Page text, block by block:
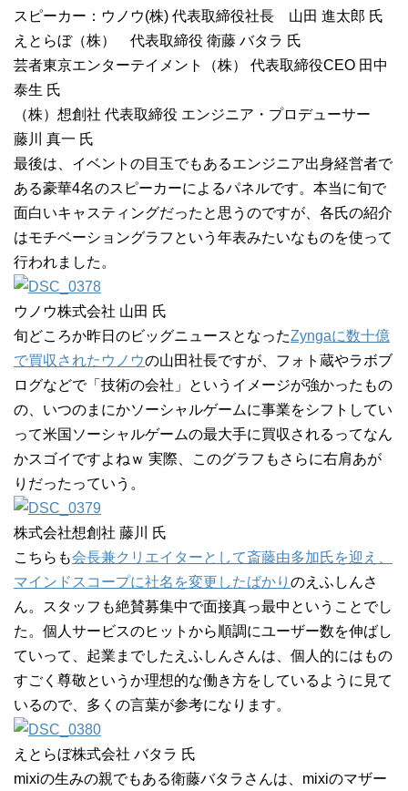
スピーカー：ウノウ(株) 代表取締役社長 山田 進太郎 氏
えとらぼ（株） 代表取締役 衛藤 バタラ 氏
芸者東京エンターテイメント（株） 代表取締役CEO 田中
泰生 氏
（株）想創社 代表取締役 エンジニア・プロデューサー
藤川 真一 氏
最後は、イベントの目玉でもあるエンジニア出身経営者で
ある豪華4名のスピーカーによるパネルです。本当に旬で
面白いキャスティングだったと思うのですが、各氏の紹介
はモチベーショングラフという年表みたいなものを使って
行われました。
ウノウ株式会社 山田 氏
旬どころか昨日のビッグニュースとなったZyngaに数十億
で買収されたウノウの山田社長ですが、フォト蔵やラボブ
ログなどで「技術の会社」というイメージが強かったもの
の、いつのまにかソーシャルゲームに事業をシフトしてい
って米国ソーシャルゲームの最大手に買収されるってなん
かスゴイですよねｗ 実際、このグラフもさらに右肩あが
りだったっていう。
株式会社想創社 藤川 氏
こちらも会長兼クリエイターとして斎藤由多加氏を迎え、
マインドスコープに社名を変更したばかり のえふしんさ
ん。スタッフも絶賛募集中で面接真っ最中ということでし
た。個人サービスのヒットから順調にユーザー数を伸ばし
ていって、起業までしたえふしんさんは、個人的にはもの
すごく尊敬というか理想的な働き方をしているように見て
いるので、多くの言葉が参考になります。
えとらぼ株式会社 バタラ 氏
mixiの生みの親でもある衛藤バタラさんは、mixiのマザー